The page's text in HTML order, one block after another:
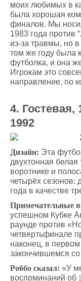
моих любимых в
была хорошая
финалов. Мы
1983 года против
из-за травмы, но
том же году была
футболка, и она
Игрокам это
направление, по
4. Гостевая,
1992
Дизайн: Эта
двухтонная белая
воротнике и
четырёх сезонов:
года в качестве
Примечательные
успешном Кубке
раунде против
четвертьфинале
наконец, в
закончившемся
Роббо сказал: «У
воспоминаний об